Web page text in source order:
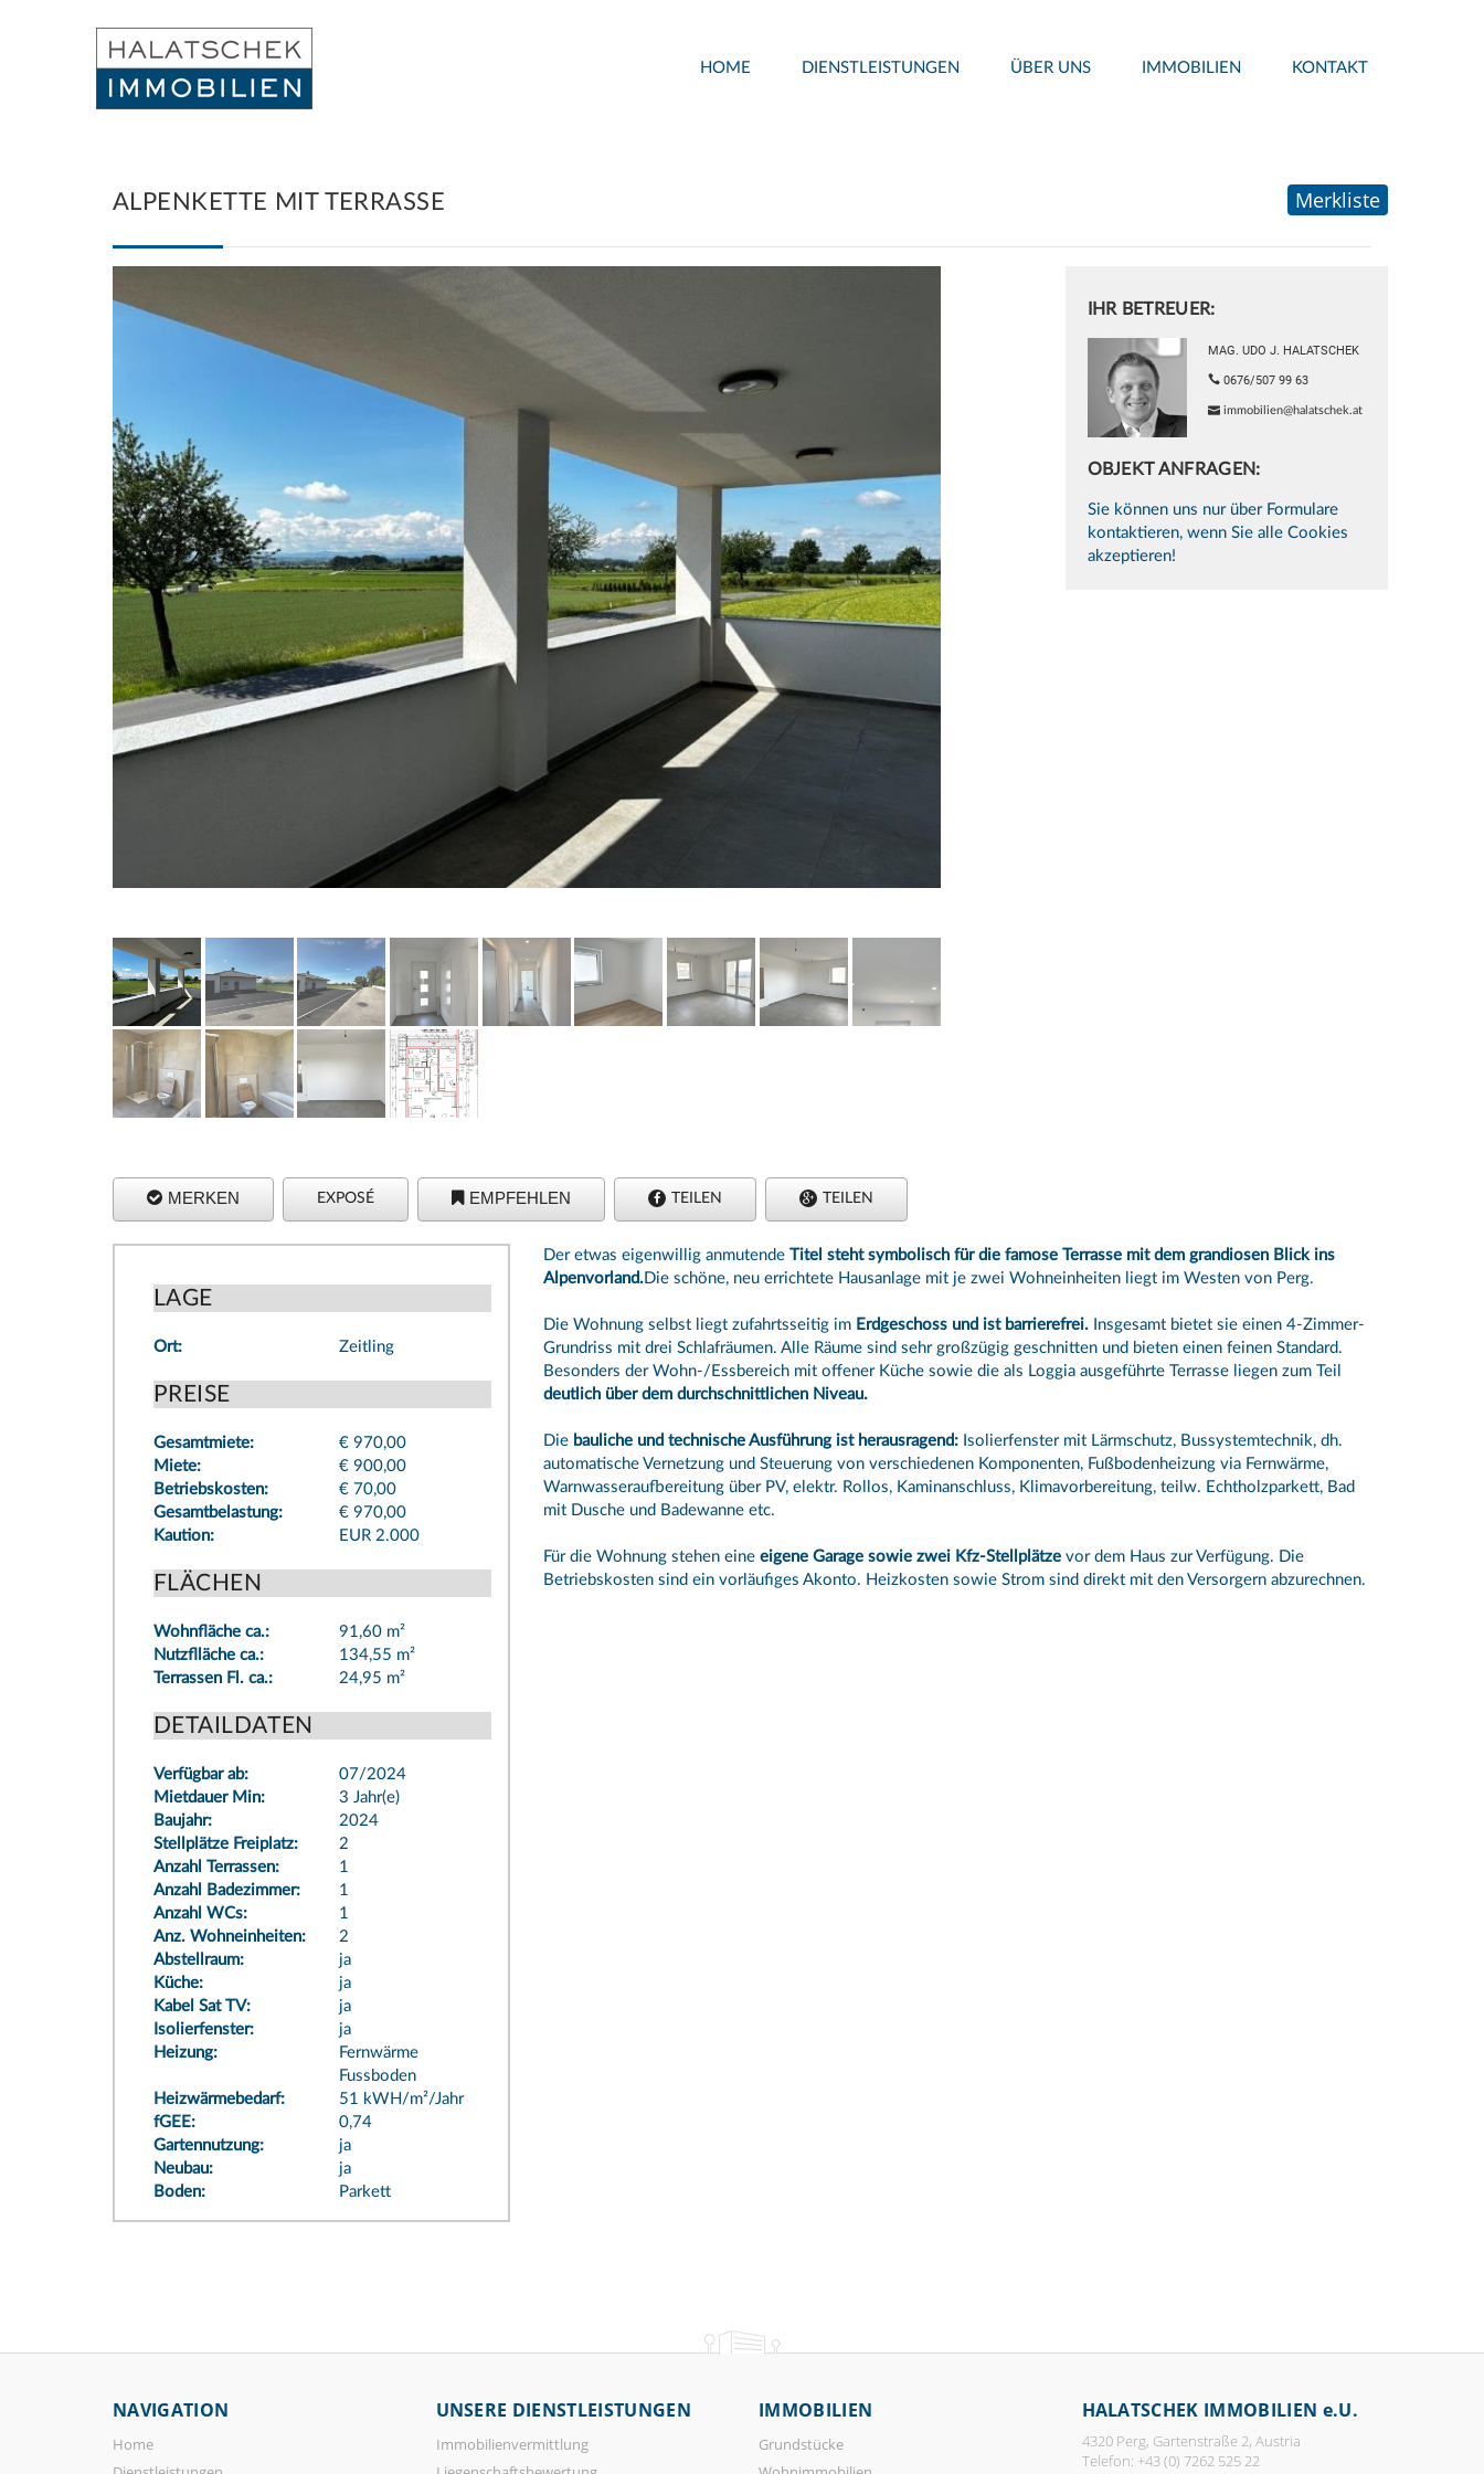
HOME DIENSTLEISTUNGEN ÜBER UNS IMMOBILIEN KONTAKT
ALPENKETTE MIT TERRASSE Merkliste
IHR BETREUER:
MAG. UDO J. HALATSCHEK
0676/507 99 63
immobilien@halatschek.at
OBJEKT ANFRAGEN:
Sie können uns nur über Formulare
kontaktieren, wenn Sie alle Cookies
akzeptieren!
MERKEN EXPOSÉ EMPFEHLEN TEILEN TEILEN
LAGE
Ort: Zeitling
PREISE
Gesamtmiete:
€ 970,00
Miete:
€ 900,00
Betriebskosten:
€ 70,00
Gesamtbelastung:
€ 970,00
Kaution:
EUR 2.000
FLÄCHEN
Wohnfläche ca.:
91,60 m²
Nutzflläche ca.:
134,55 m²
Terrassen Fl. ca.:
24,95 m²
DETAILDATEN
Verfügbar ab:
07/2024
Mietdauer Min:
3 Jahr(e)
Baujahr:
2024
Stellplätze Freiplatz:
2
Anzahl Terrassen:
1
Anzahl Badezimmer:
1
Anzahl WCs:
1
Anz. Wohneinheiten:
2
Abstellraum:
ja
Küche:
ja
Kabel Sat TV:
ja
Isolierfenster:
ja
Heizung:
Fernwärme
Fussboden
Heizwärmebedarf:
51 kWH/m²/Jahr
fGEE:
0,74
Gartennutzung:
ja
Neubau:
ja
Boden:
Parkett
Der etwas eigenwillig anmutende Titel steht symbolisch für die famose Terrasse mit dem grandiosen Blick ins
Alpenvorland. Die schöne, neu errichtete Hausanlage mit je zwei Wohneinheiten liegt im Westen von Perg.
Die Wohnung selbst liegt zufahrtsseitig im Erdgeschoss und ist barrierefrei. Insgesamt bietet sie einen 4-Zimmer-
Grundriss mit drei Schlafräumen. Alle Räume sind sehr großzügig geschnitten und bieten einen feinen Standard.
Besonders der Wohn-/Essbereich mit offener Küche sowie die als Loggia ausgeführte Terrasse liegen zum Teil
deutlich über dem durchschnittlichen Niveau.
Die bauliche und technische Ausführung ist herausragend: Isolierfenster mit Lärmschutz, Bussystemtechnik, dh.
automatische Vernetzung und Steuerung von verschiedenen Komponenten, Fußbodenheizung via Fernwärme,
Warnwasseraufbereitung über PV, elektr. Rollos, Kaminanschluss, Klimavorbereitung, teilw. Echtholzparkett, Bad
mit Dusche und Badewanne etc.
Für die Wohnung stehen eine eigene Garage sowie zwei Kfz-Stellplätze vor dem Haus zur Verfügung. Die
Betriebskosten sind ein vorläufiges Akonto. Heizkosten sowie Strom sind direkt mit den Versorgern abzurechnen.
NAVIGATION
Home
UNSERE DIENSTLEISTUNGEN
Immobilienvermittlung
IMMOBILIEN
Grundstücke
HALATSCHEK IMMOBILIEN e.U.
4320 Perg, Gartenstraße 2, Austria
Telefon: +43 (0) 7262 525 22